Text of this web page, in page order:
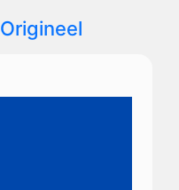
Origineel